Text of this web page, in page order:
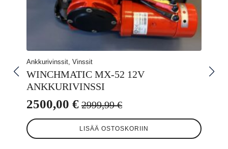
Ankkurivinssit, Vinssit
WINCHMATIC MX-52 12V
ANKKURIVINSSI
2999,99€
Alkuperäinen
hinta
oli:
2500,00 €
Nykyinen
hinta
on:
LISÄÄ OSTOSKORIIN